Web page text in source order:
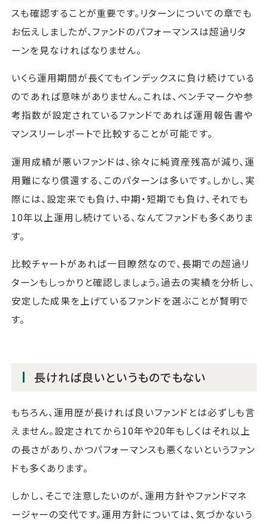
スも確認することが重要です。リターンについての章でも
お伝えしましたが、ファンドのパフォーマンスは超過リタ
ーンを見なければなりません。
いくら運用期間が長くてもインデックスに負け続けている
のであれば意味がありません。これは、ベンチマークや参
考指数が設定されているファンドであれば運用報告書や
マンスリーレポートで比較することが可能です。
運用成績が悪いファンドは、徐々に純資産残高が減り、運
用難になり償還する、このパターンは多いです。しかし、実
際には、設定来でも負け、中期・短期でも負け、それでも
10年以上運用し続けている、なんてファンドも多くありま
す。
比較チャートがあれば一目瞭然なので、長期での超過リ
ターンもしっかりと確認しましょう。過去の実績を分析し、
安定した成果を上げているファンドを選ぶことが賢明で
す。
長ければ良いというものでもない
もちろん、運用歴が長ければ良いファンドとは必ずしも言
えません。設定されてから10年や20年もしくはそれ以上
の長さがあり、かつパフォーマンスも悪くないというファン
ドも多くあります。
しかし、そこで注意したいのが、運用方針やファンドマネ
ージャーの交代です。運用方針については、気づかないう